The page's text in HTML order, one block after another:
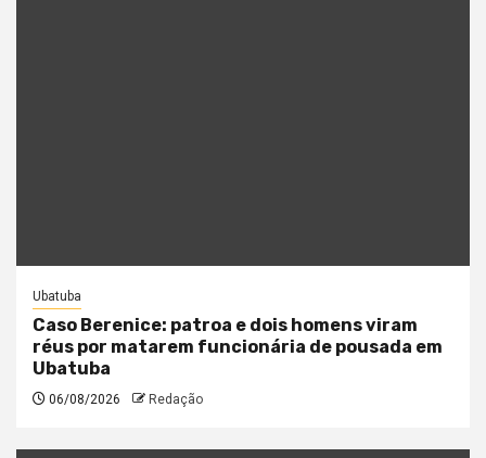
Ubatuba
Caso Berenice: patroa e dois homens viram
réus por matarem funcionária de pousada em
Ubatuba
06/08/2026 Redação